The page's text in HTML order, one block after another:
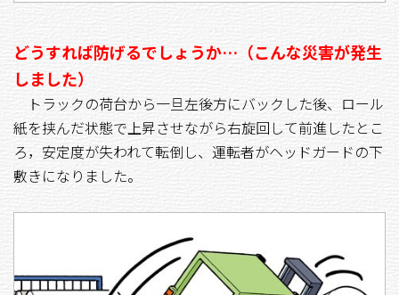
どうすれば防げるでしょうか…（こんな災害が発生
しました）
トラックの荷台から一旦左後方にバックした後、ロール
紙を挟んだ状態で上昇させながら右旋回して前進したとこ
ろ，安定度が失われて転倒し、運転者がヘッドガードの下
敷きになりました。